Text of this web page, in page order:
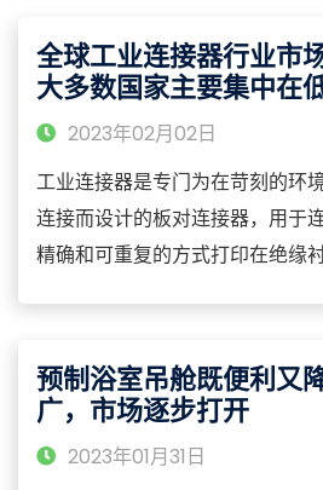
市场占比来看，65%松油是市场
来看，未来50%松油和85%松油
全球工业连接器行业市
大多数国家主要集中在
替代产品
2023年02月02日
工业连接器是专门为在苛刻的环
连接而设计的板对连接器，用于
精确和可重复的方式打印在绝缘
预制浴室吊舱既便利又
广，市场逐步打开
2023年01月31日